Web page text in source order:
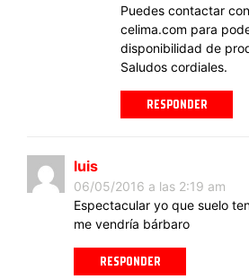
Puedes contactar
celima.com para
disponibilidad de
Saludos cordiales.
RESPONDER
luis
06/05/2016 a las 2:19 am
Espectacular yo que suelo
me vendría bárbaro
RESPONDER